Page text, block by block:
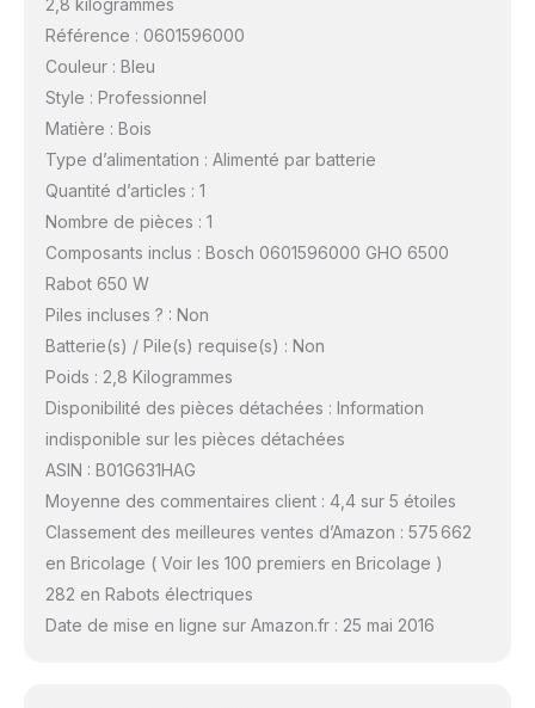
Référence : 0601596000
Couleur : Bleu
Style : Professionnel
Matière : Bois
Type d’alimentation : Alimenté par batterie
Quantité d’articles : 1
Nombre de pièces : 1
Composants inclus : Bosch 0601596000 GHO 6500
Rabot 650 W
Piles incluses ? : Non
Batterie(s) / Pile(s) requise(s) : Non
Poids : 2,8 Kilogrammes
Disponibilité des pièces détachées : Information
indisponible sur les pièces détachées
ASIN : B01G631HAG
Moyenne des commentaires client : 4,4 sur 5 étoiles
Classement des meilleures ventes d’Amazon : 575 662
en Bricolage ( Voir les 100 premiers en Bricolage )
282 en Rabots électriques
Date de mise en ligne sur Amazon.fr : 25 mai 2016